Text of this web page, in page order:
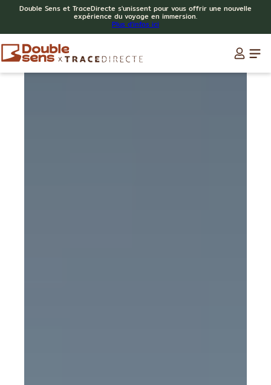
Double Sens et TraceDirecte s'unissent pour vous offrir une nouvelle
expérience du voyage en immersion.
Plus d'infos ici